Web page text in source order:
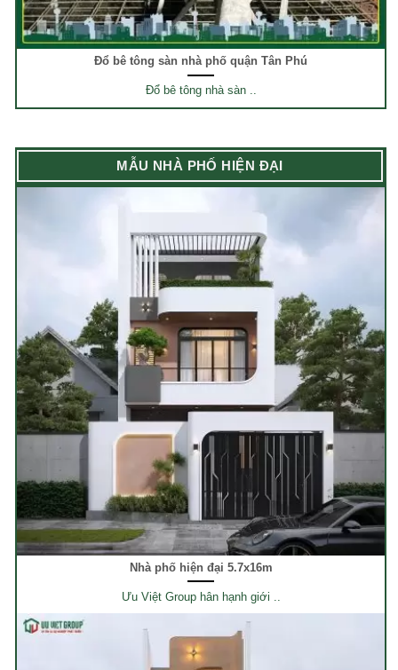
Đổ bê tông sàn nhà phố quận Tân Phú
Đổ bê tông nhà sàn ..
MẪU NHÀ PHỐ HIỆN ĐẠI
Nhà phố hiện đại 5.7x16m
Ưu Việt Group hân hạnh giới ..